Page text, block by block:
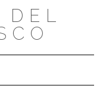
DEL
de navegación